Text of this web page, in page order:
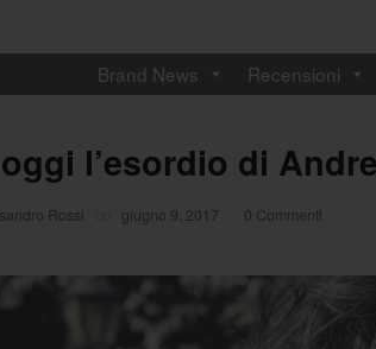
Brand News Recensioni
l’esordio di
Rossi giugno 9, 2017 0 Commenti